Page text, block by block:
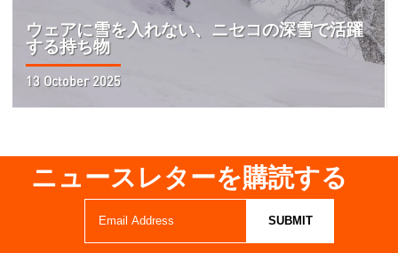
ウェアに雪を入れない、ニセコの深雪で活躍
する持ち物
13 October 2025
ニュースレターを購読する